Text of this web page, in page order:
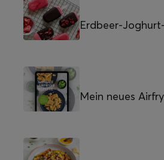
Erdbeer-
Mein neues